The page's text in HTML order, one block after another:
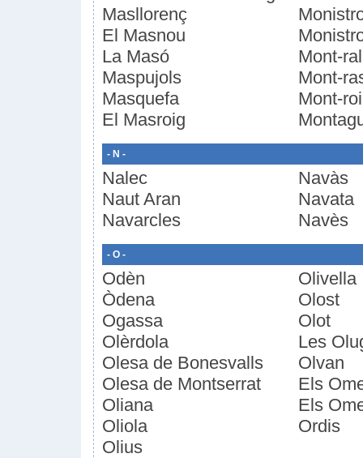
Masllorenç
El Masnou
La Masó
Maspujols
Masquefa
El Masroig
Mont-ral
Mont-
Mont-
- N -
Nalec
Naut Aran
Navarcles
Navàs
Navata
Navès
- O -
Odèn
Òdena
Ogassa
Olèrdola
Olesa de Bonesvalls
Olesa de Montserrat
Oliana
Oliola
Olius
Olivella
Olost
Olot
Les
Olvan
Els
Els
Ordis